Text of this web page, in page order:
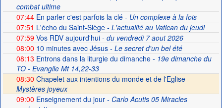
combat ultime
07:44En parler c'est parfois la clé- Un complexe à la fois
07:51 L'écho du Saint-Siège- L'actualité au Vatican du jeudi
07:59Vos RDV aujourd'hui- du vendredi 7 aout 2026
08:00 10 minutes avec Jésus- Le secret d'un bel été
08:13 Entrons dans la liturgie du dimanche- 19e dimanche du
TO - Evangile Mt 14,22-33
08:30 Chapelet aux intentions du monde et de l'Eglise -
Mystères joyeux
09:00 Enseignement du jour- Carlo Acutis 05 Miracles